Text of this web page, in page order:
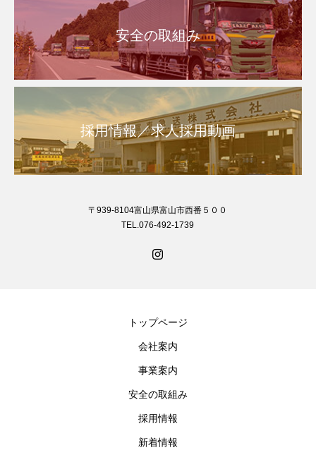
安全の取組み
採用情報／求人採用動画
〒939-8104富山県富山市西番５００
TEL.076-492-1739
トップページ
会社案内
事業案内
安全の取組み
採用情報
新着情報